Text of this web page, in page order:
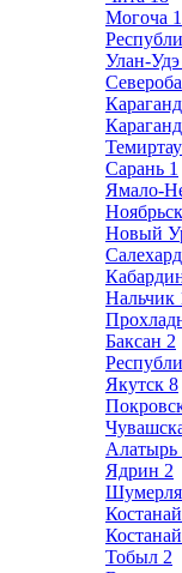
Могоча 1
Улан-Удэ
Темиртау
Сарань 1
Ямало-
Ноябрьск
Новый
Салехард
Нальчик
Баксан 2
Якутск 8
Алатырь
Ядрин 2
Шумерля
Костанай
Тобыл 2